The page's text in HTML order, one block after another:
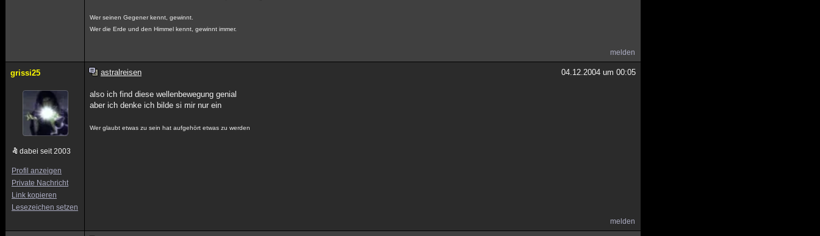
Wer seinen Gegener kennt, gewinnt.
Wer die Erde und den Himmel kennt, gewinnt immer.
melden
grissi25
dabei seit 2003
Profil anzeigen
Private Nachricht
Link kopieren
Lesezeichen setzen
astralreisen 04.12.2004 um 00:05
also ich find diese wellenbewegung genial
aber ich denke ich bilde si mir nur ein
Wer glaubt etwas zu sein hat aufgehört etwas zu werden
melden